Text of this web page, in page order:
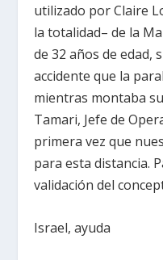
utilizado por Claire
la totalidad– de la
de 32 años de edad,
accidente que la
mientras montaba
Tamari, Jefe de
primera vez que
para esta distancia.
validación del
Israel, ayuda